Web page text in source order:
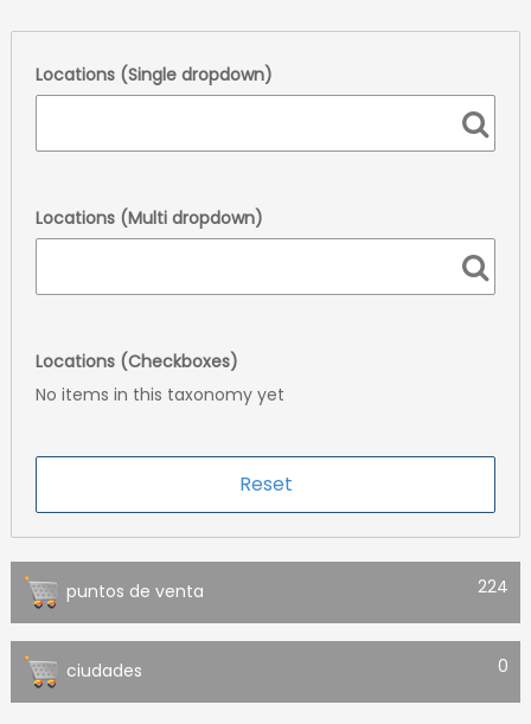
Locations (Single dropdown)
Locations (Multi dropdown)
Locations (Checkboxes)
No items in this taxonomy yet
puntos de venta 224
ciudades 0